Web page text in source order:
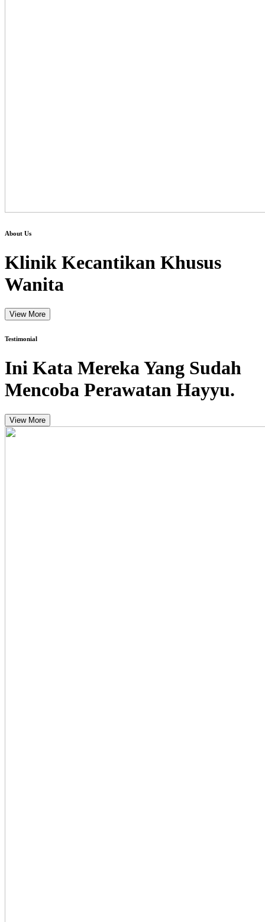
About Us
Klinik Kecantikan Khusus
Wanita
View More
Testimonial
Ini Kata Mereka Yang Sudah
Mencoba Perawatan Hayyu.
View More